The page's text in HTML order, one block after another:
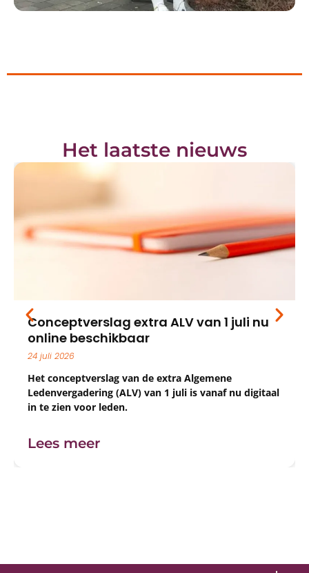
Het laatste nieuws
Conceptverslag extra ALV van 1 juli nu
online beschikbaar
24 juli 2026
Het conceptverslag van de extra Algemene
Ledenvergadering (ALV) van 1 juli is vanaf nu digitaal
in te zien voor leden.
Lees meer